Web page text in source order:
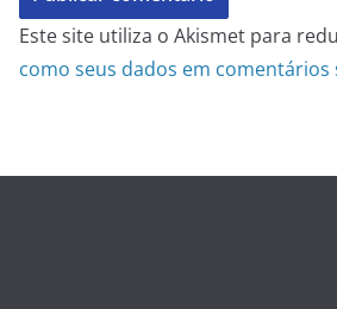
Este site utiliza o Akismet para
como seus dados em comentários